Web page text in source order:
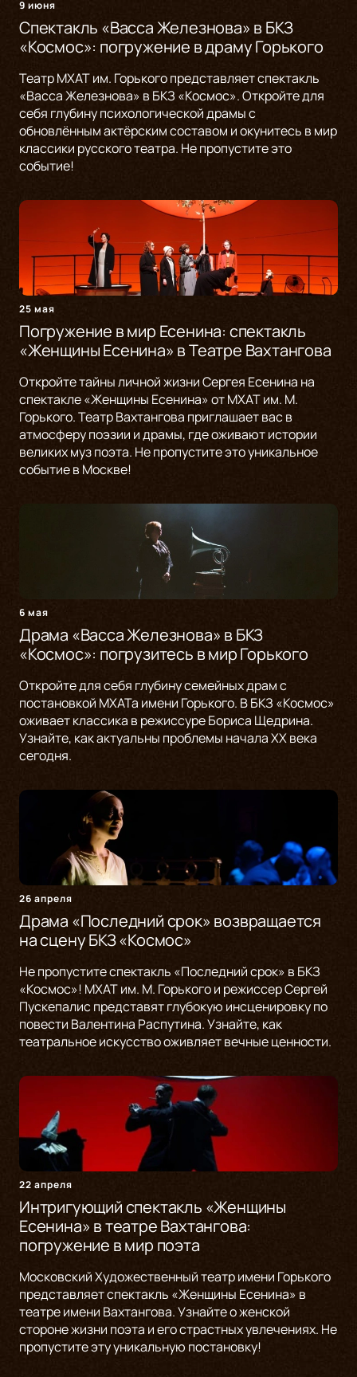
9 июня
Спектакль «Васса Железнова» в БКЗ
«Космос»: погружение в драму Горького
Театр МХАТ им. Горького представляет спектакль
«Васса Железнова» в БКЗ «Космос». Откройте для
себя глубину психологической драмы с
обновлённым актёрским составом и окунитесь в мир
классики русского театра. Не пропустите это
событие!
25 мая
Погружение в мир Есенина: спектакль
«Женщины Есенина» в Театре Вахтангова
Откройте тайны личной жизни Сергея Есенина на
спектакле «Женщины Есенина» от МХАТ им. М.
Горького. Театр Вахтангова приглашает вас в
атмосферу поэзии и драмы, где оживают истории
великих муз поэта. Не пропустите это уникальное
событие в Москве!
6 мая
Драма «Васса Железнова» в БКЗ
«Космос»: погрузитесь в мир Горького
Откройте для себя глубину семейных драм с
постановкой МХАТа имени Горького. В БКЗ «Космос»
оживает классика в режиссуре Бориса Щедрина.
Узнайте, как актуальны проблемы начала XX века
сегодня.
26 апреля
Драма «Последний срок» возвращается
на сцену БКЗ «Космос»
Не пропустите спектакль «Последний срок» в БКЗ
«Космос»! МХАТ им. М. Горького и режиссер Сергей
Пускепалис представят глубокую инсценировку по
повести Валентина Распутина. Узнайте, как
театральное искусство оживляет вечные ценности.
22 апреля
Интригующий спектакль «Женщины
Есенина» в театре Вахтангова:
погружение в мир поэта
Московский Художественный театр имени Горького
представляет спектакль «Женщины Есенина» в
театре имени Вахтангова. Узнайте о женской
стороне жизни поэта и его страстных увлечениях. Не
пропустите эту уникальную постановку!